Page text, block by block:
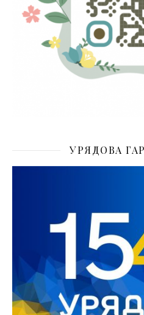
УРЯДОВА